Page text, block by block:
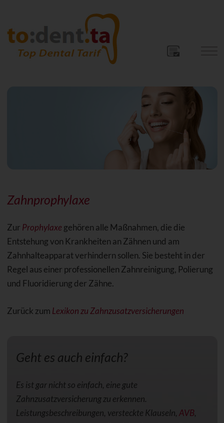
Zahnprophylaxe
Zur Prophylaxe gehören alle Maßnahmen, die die
Entstehung von Krankheiten an Zähnen und am
Zahnhalteapparat verhindern sollen. Sie besteht in der
Regel aus einer professionellen Zahnreinigung, Polierung
und Fluoridierung der Zähne.
Zurück zum Lexikon zu Zahnzusatzversicherungen
Geht es auch einfach?
Es ist gar nicht so einfach, eine gute
Zahnzusatzversicherung zu erkennen.
Leistungsbeschreibungen, versteckte Klauseln, AVB,